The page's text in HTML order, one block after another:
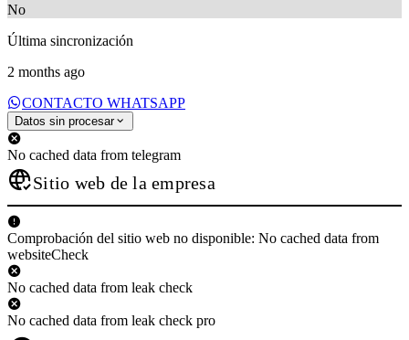
No
Última sincronización
2 months ago
CONTACTO WHATSAPP
Datos sin procesar
No cached data from telegram
Sitio web de la empresa
Comprobación del sitio web no disponible: No cached data from
websiteCheck
No cached data from leak check
No cached data from leak check pro